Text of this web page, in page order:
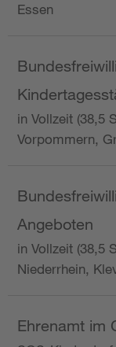
Essen
in Vollzeit (38,5
Vorpommern,
Angeboten
in Vollzeit (38,5
Niederrhein,
Ehrenamt im